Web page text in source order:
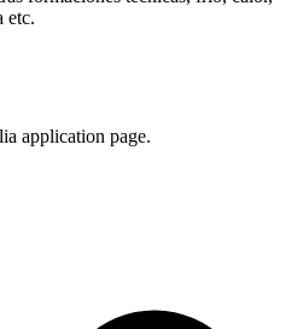
etc.
application page.